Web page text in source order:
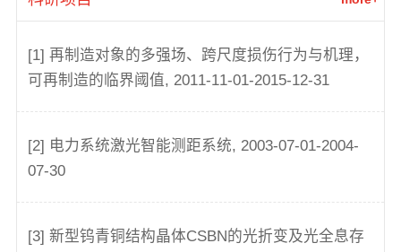
[1] 再制造对象的多强场、跨尺度损伤行为与机理，
可再制造的临界阈值, 2011-11-01-2015-12-31
[2] 电力系统激光智能测距系统, 2003-07-01-2004-
07-30
[3] 新型钨青铜结构晶体CSBN的光折变及光全息存